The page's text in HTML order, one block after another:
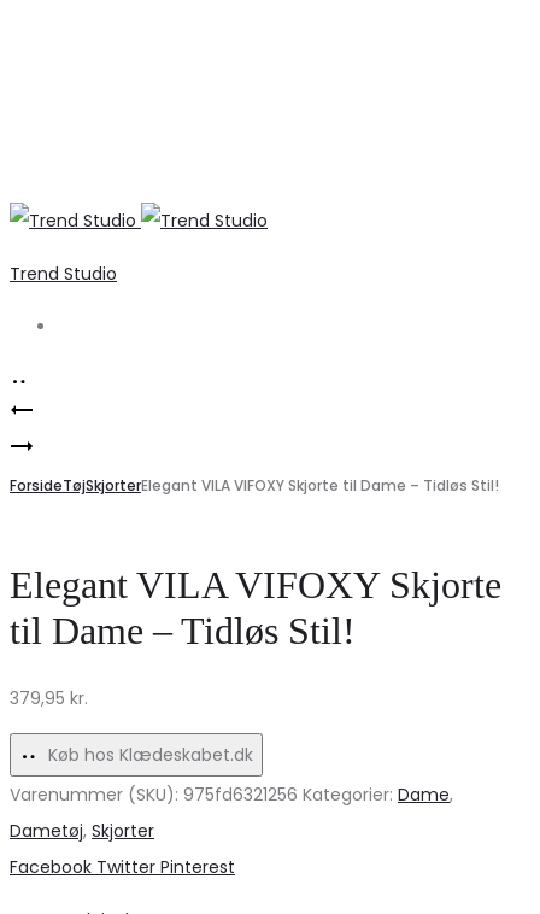
Trend Studio
Product
navigation
Chateau
5102
tilbud!
VERO
MODA
Mink
Jakke
Leoprint
–
Must-
ForsideTøjSkjorterElegant VILA VIFOXY Skjorte til Dame – Tidløs Stil!
Elegant VILA VIFOXY Skjorte
til Dame – Tidløs Stil!
379,95 kr.
Køb hos Klædeskabet.dk
Varenummer (SKU): 975fd6321256 Kategorier: Dame,
Dametøj, Skjorter
Share
Facebook Twitter Pinterest